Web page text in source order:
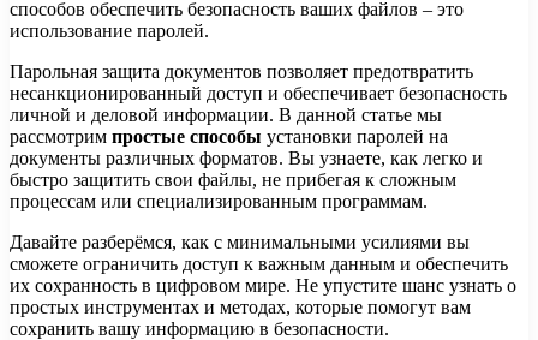
способов обеспечить безопасность ваших файлов – это
использование паролей.
Парольная защита документов позволяет предотвратить
несанкционированный доступ и обеспечивает безопасность
личной и деловой информации. В данной статье мы
рассмотрим простые способы установки паролей на
документы различных форматов. Вы узнаете, как легко и
быстро защитить свои файлы, не прибегая к сложным
процессам или специализированным программам.
Давайте разберёмся, как с минимальными усилиями вы
сможете ограничить доступ к важным данным и обеспечить
их сохранность в цифровом мире. Не упустите шанс узнать о
простых инструментах и методах, которые помогут вам
сохранить вашу информацию в безопасности.